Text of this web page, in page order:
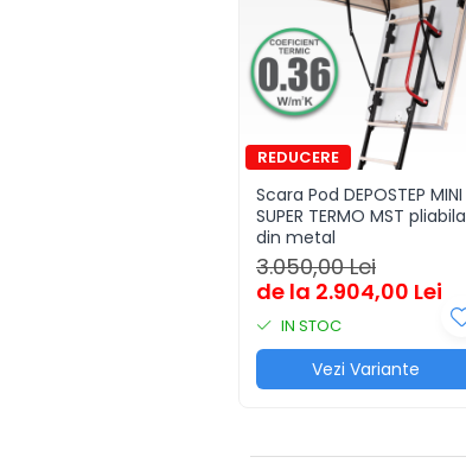
Scara Pod DEPOSTEP MINI
SUPER TERMO MST pliabila
din metal
3.050,00 Lei
de la 2.904,00 Lei
IN STOC
Vezi Variante